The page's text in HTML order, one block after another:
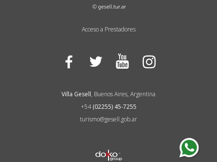
Acceso a Prestadores
Facebook Twitter YouTube
Villa Gesell, Buenos Aires, Argentina
+54(02255) 45-7255
turismo@gesell.gob.ar